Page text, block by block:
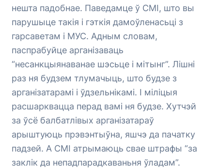
нешта падобнае. Паведамце ў СМІ, што вы
парушыце такія і гэткія дамоўленасьці з
гарсаветам і МУС. Адным словам,
паспрабуйце арганізаваць
“несанкцыянаванае шэсьце і мітынг”. Лішні
раз ня будзем тлумачыць, што будзе з
арганізатарамі і ўдзельнікамі. І міліцыя
расшарквацца перад вамі ня будзе. Хутчэй
за ўсё балбатлівых арганізатараў
арыштуюць прэвэнтыўна, яшчэ да пачатку
падзей. А СМІ атрымаюць свае штрафы “за
заклік да непадпарадкаваньня ўладам”.